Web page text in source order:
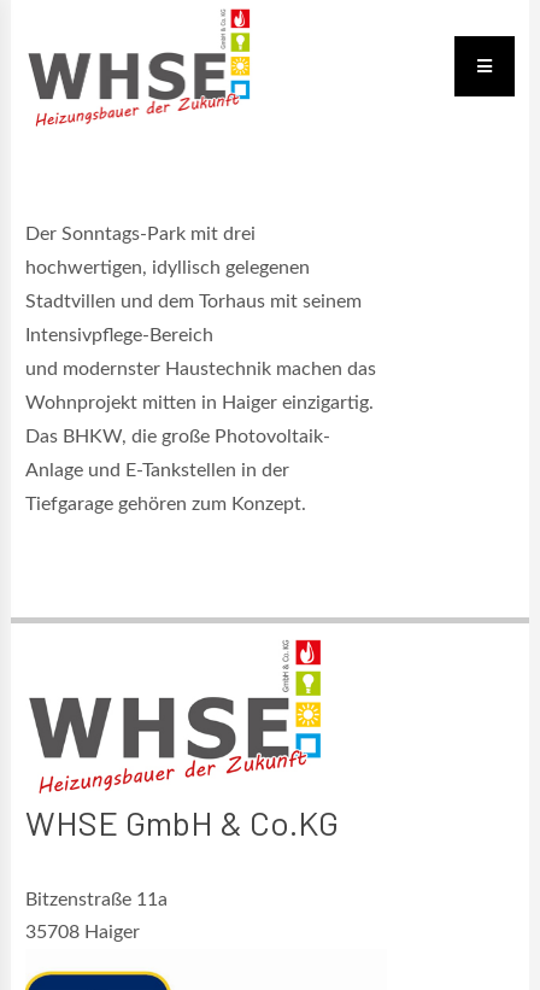
Der Sonntags-Park mit drei
hochwertigen, idyllisch gelegenen
Stadtvillen und dem Torhaus mit seinem
Intensivpflege-Bereich
und modernster Haustechnik machen das
Wohnprojekt mitten in Haiger einzigartig.
Das BHKW, die große Photovoltaik-
Anlage und E-Tankstellen in der
Tiefgarage gehören zum Konzept.
WHSE GmbH & Co.KG
Bitzenstraße 11a
35708 Haiger